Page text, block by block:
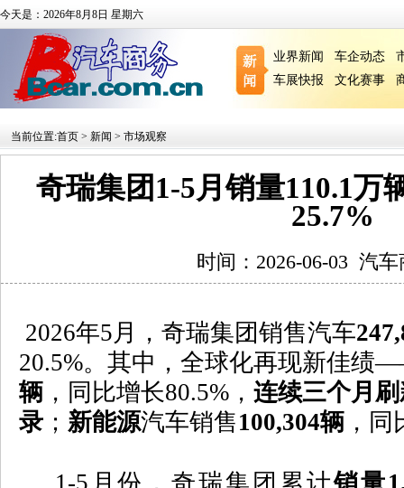
今天是：2026年8月8日 星期六
业界新闻 车企动态
车展快报
文化赛事
当前位置:首页 > 新闻 > 市场观察
奇瑞集团1-5月销量110.1万
25.7%
时间：2026-06-03 汽车
2026年5月，奇瑞集团销售汽车
20.5%。其中，全球化再现新佳绩
辆 ，同比增长80.5% ， 连续三个月
录 ； 新能源汽车销售100,304辆 ，
1-5 月份，奇瑞集团累计销量